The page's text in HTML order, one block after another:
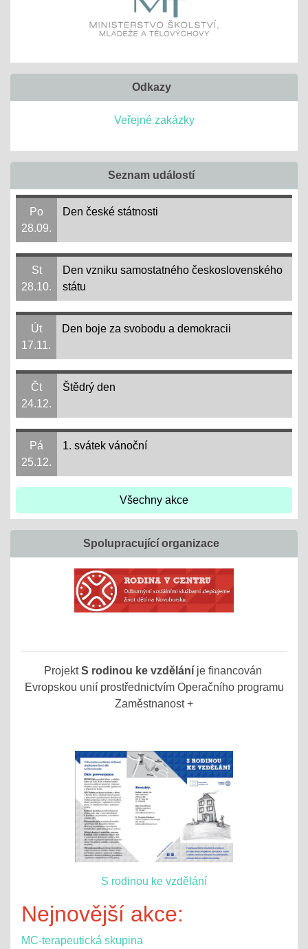
Odkazy
Veřejné zakázky
Seznam událostí
Po
28.09.
Den české státnosti
St
28.10.
Den vzniku samostatného československého
státu
Út
17.11.
Den boje za svobodu a demokracii
Čt
24.12.
Štědrý den
Pá
25.12.
1. svátek vánoční
Všechny akce
Spolupracující organizace
ProjektS rodinou ke vzděláníje financován
Evropskou unií prostřednictvím Operačního programu
Zaměstnanost +
S rodinou ke vzdělání
Nejnovější akce:
MC-terapeutická skupina